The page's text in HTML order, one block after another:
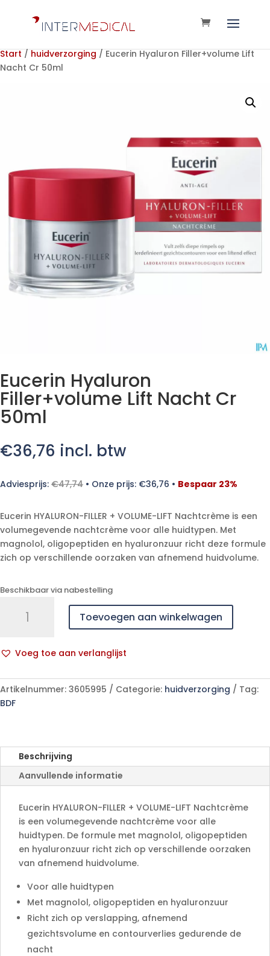
Start / huidverzorging / Eucerin Hyaluron Filler+volume Lift
Nacht Cr 50ml
Eucerin Hyaluron
Filler+volume Lift Nacht Cr
50ml
€36,76 incl. btw
Adviesprijs: €47,74 • Onze prijs: €36,76 • Bespaar 23%
Eucerin HYALURON-FILLER + VOLUME-LIFT Nachtcrème is een
volumegevende nachtcrème voor alle huidtypen. Met
magnolol, oligopeptiden en hyaluronzuur richt deze formule
zich op verschillende oorzaken van afnemend huidvolume.
Beschikbaar via nabestelling
Hyaluron
Nacht
50ml
aantal
Toevoegen aan winkelwagen
Voeg toe aan verlanglijst
l
t
e
a
t
Artikelnummer: 3605995 Categorie: huidverzorging
Tag:
BDF
Beschrijving
Aanvullende informatie
Eucerin HYALURON-FILLER + VOLUME-LIFT Nachtcrème
is een volumegevende nachtcrème voor alle
huidtypen. De formule met magnolol, oligopeptiden
en hyaluronzuur richt zich op verschillende oorzaken
van afnemend huidvolume.
Voor alle huidtypen
Met magnolol, oligopeptiden en hyaluronzuur
Richt zich op verslapping, afnemend
gezichtsvolume en contourverlies gedurende de
nacht